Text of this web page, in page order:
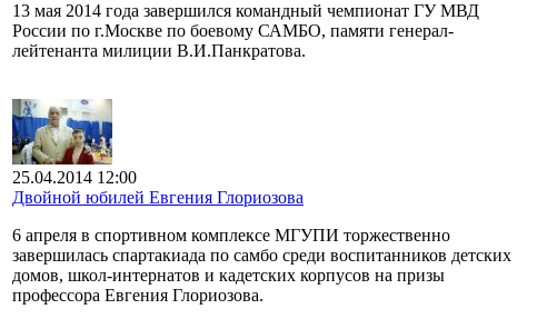
13 мая 2014 года завершился командный чемпионат ГУ МВД
России по г.Москве по боевому САМБО, памяти генерал-
лейтенанта милиции В.И.Панкратова.
25.04.2014 12:00
Двойной юбилей Евгения Глориозова
6 апреля в спортивном комплексе МГУПИ торжественно
завершилась спартакиада по самбо среди воспитанников детских
домов, школ-интернатов и кадетских корпусов на призы
профессора Евгения Глориозова.